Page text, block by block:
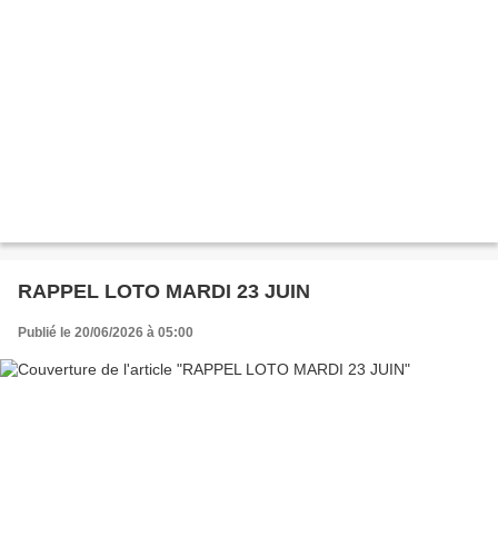
RAPPEL LOTO MARDI 23 JUIN
Publié le 20/06/2026 à 05:00